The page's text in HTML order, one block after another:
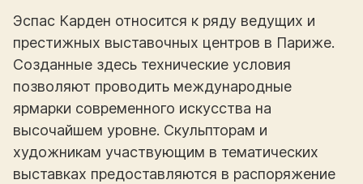
Эспас Карден относится к ряду ведущих и
престижных выставочных центров в Париже.
Созданные здесь технические условия
позволяют проводить международные
ярмарки современного искусства на
высочайшем уровне. Скульпторам и
художникам участвующим в тематических
выставках предоставляются в распоряжение